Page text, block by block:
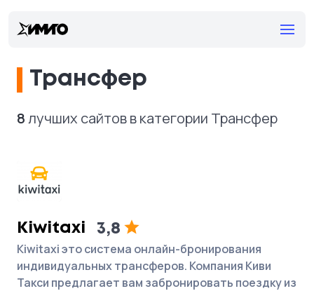
Трансфер
8лучших сайтов в категории Трансфер
Kiwitaxi 3,8
Kiwitaxi это система онлайн-бронирования
индивидуальных трансферов. Компания Киви
Такси предлагает вам забронировать поездку из